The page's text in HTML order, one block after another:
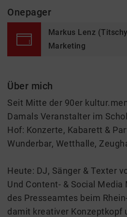
Onepager
Markus Lenz
Marketing
Über mich
Seit Mitte der 90er
Damals Veranstalter im
Hof: Konzerte, Kabarett &
Wunderbar, Wetthalle,
Heute: DJ, Sänger & Texter
Und Content- & Social
des Presseamtes beim
damit kreativer Konzeptkopf